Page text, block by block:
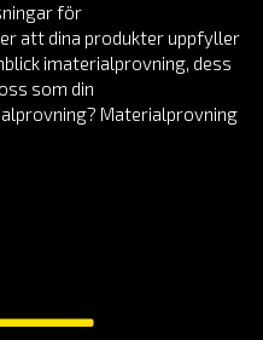
för
att dina produkter uppfyller
imaterialprovning, dess
som din
Materialprovning